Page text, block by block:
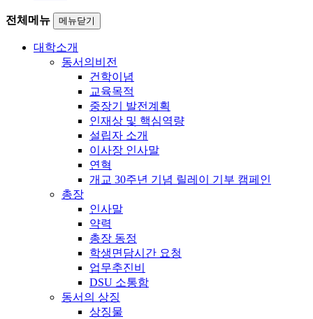
전체메뉴 메뉴닫기
대학소개
동서의비전
건학이념
교육목적
중장기 발전계획
인재상 및 핵심역량
설립자 소개
이사장 인사말
연혁
개교 30주년 기념 릴레이 기부 캠페인
총장
인사말
약력
총장 동정
학생면담시간 요청
업무추진비
DSU 소통함
동서의 상징
상징물